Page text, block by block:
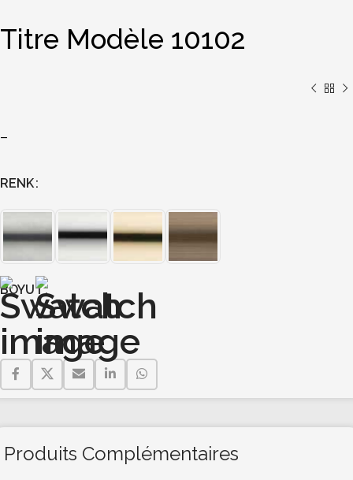
Titre Modèle 10102
–
RENK
BOYUT
Produits Complémentaires